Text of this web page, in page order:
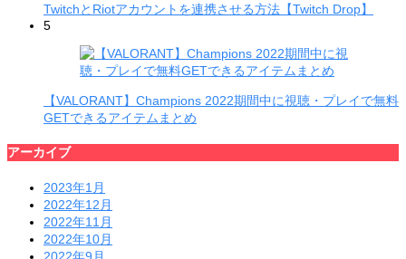
TwitchとRiotアカウントを連携させる方法【Twitch Drop】
5
【VALORANT】Champions 2022期間中に視聴・プレイで無料
GETできるアイテムまとめ
アーカイブ
2023年1月
2022年12月
2022年11月
2022年10月
2022年9月